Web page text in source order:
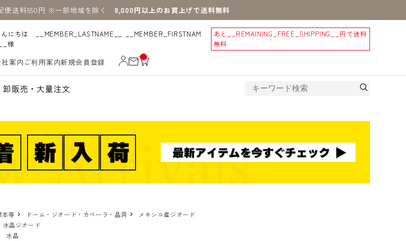
便送料550円 ※一部地域を除く 8,000円以上のお買上げで送料無料
んにちは __MEMBER_LASTNAME__ __MEMBER_FIRSTNAM
様
あと __REMAINING_FREE_SHIPPING__
円で送料
無料
案内 ご利用案内新規会員登録
__
IT
_C
卸販売・大量注文
本等
ドーム・ジオード・カペーラ・晶洞
メキシコ産ジオード
水晶ジオード
水晶